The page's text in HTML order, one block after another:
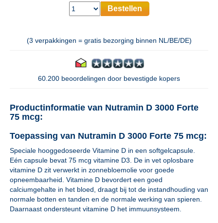
Bestellen
(3 verpakkingen = gratis bezorging binnen NL/BE/DE)
60.200 beoordelingen door bevestigde kopers
Productinformatie van Nutramin D 3000 Forte
75 mcg:
Toepassing van Nutramin D 3000 Forte 75 mcg:
Speciale hooggedoseerde Vitamine D in een softgelcapsule.
Eén capsule bevat 75 mcg vitamine D3. De in vet oplosbare
vitamine D zit verwerkt in zonnebloemolie voor goede
opneembaarheid. Vitamine D bevordert een goed
calciumgehalte in het bloed, draagt bij tot de instandhouding van
normale botten en tanden en de normale werking van spieren.
Daarnaast ondersteunt vitamine D het immuunsysteem.